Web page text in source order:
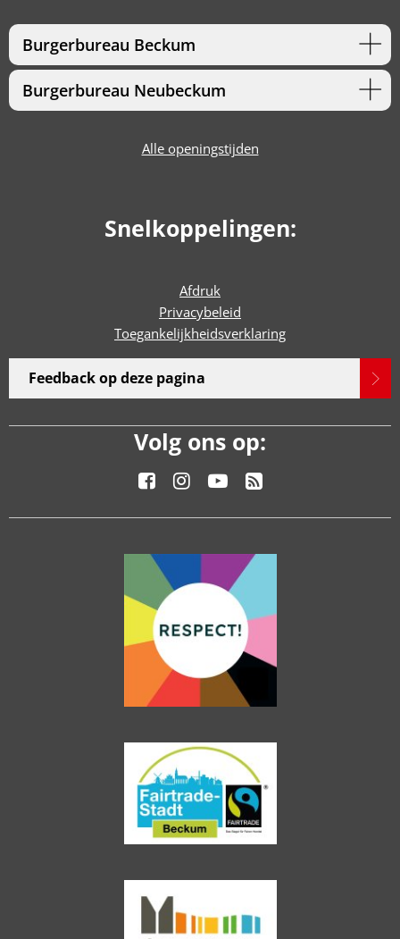
Burgerbureau Beckum
Burgerbureau Neubeckum
Alle openingstijden
Snelkoppelingen:
Afdruk
Privacybeleid
Toegankelijkheidsverklaring
Feedback op deze pagina
Volg ons op: